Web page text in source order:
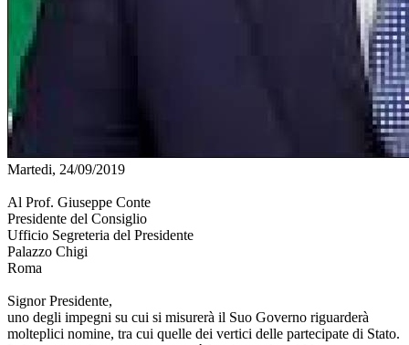
Martedi, 24/09/2019
Al Prof. Giuseppe Conte
Presidente del Consiglio
Ufficio Segreteria del Presidente
Palazzo Chigi
Roma
Signor Presidente,
uno degli impegni su cui si misurerà il Suo Governo riguarderà
molteplici nomine, tra cui quelle dei vertici delle partecipate di Stato.